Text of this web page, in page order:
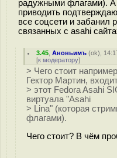
радужными флагами). А
приводить
все соцсети и забанил
связанных с asahi
3.45 ,Аноньимъ (ok),
[к модератору]
> Чего стоит
Гектор Мартин,
> этот Fedora Asahi
виртуала "Asahi
> Lina" (которая
флагами).
Чего стоит? В чём